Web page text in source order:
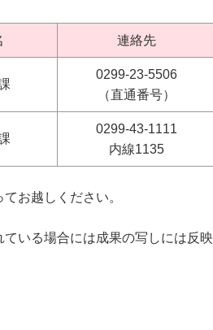
連絡先
0299-23-5506
（直通番号）
0299-43-1111
内線1135
お越しください。
いる場合には成果の写しには反映